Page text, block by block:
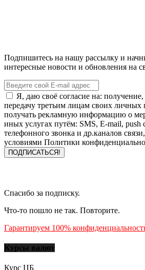
Подпишитесь на нашу рассылку и
интересные новости и обновления на
Я, даю своё согласие на:
передачу третьим лицам своих
получать рекламную информацию о
иных услугах путём: SMS, E-mail, push
телефонного звонка и др.каналов
условиями Политики
Спасибо за подписку.
Что-то пошло не так. Повторите.
Гарантируем 100%
Курсы валют
Курс ЦБ